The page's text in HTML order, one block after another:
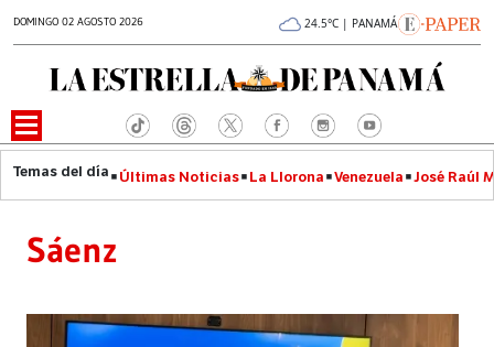
DOMINGO 02 AGOSTO 2026 24.5°C | PANAMÁ
Últimas Noticias La Llorona Venezuela José Raúl
Sáenz